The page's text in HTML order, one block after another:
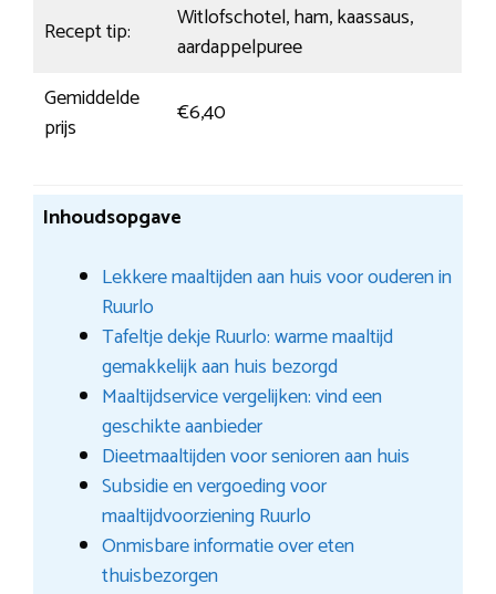
Recept tip:
Witlofschotel, ham, kaassaus,
aardappelpuree
Gemiddelde
prijs
€6,40
Inhoudsopgave
Lekkere maaltijden aan huis voor ouderen in
Ruurlo
Tafeltje dekje Ruurlo: warme maaltijd
gemakkelijk aan huis bezorgd
Maaltijdservice vergelijken: vind een
geschikte aanbieder
Dieetmaaltijden voor senioren aan huis
Subsidie en vergoeding voor
maaltijdvoorziening Ruurlo
Onmisbare informatie over eten
thuisbezorgen